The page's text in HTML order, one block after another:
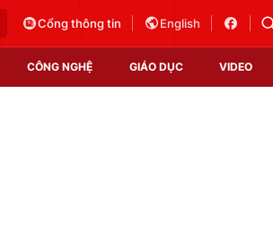
Cổng thông tin English
CÔNG NGHỆ GIÁO DỤC VIDEO